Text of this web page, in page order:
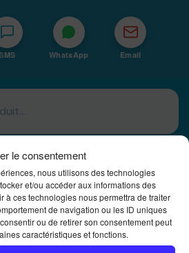
le consentement
nous utilisons des technologies
et/ou accéder aux informations des
à ces technologies nous permettra de traiter
de navigation ou les ID uniques
ou de retirer son consentement peut
caractéristiques et fonctions.
WhatsApp Email
à La Réunion · 974
Reunion Ei
d'impression Bureautique et